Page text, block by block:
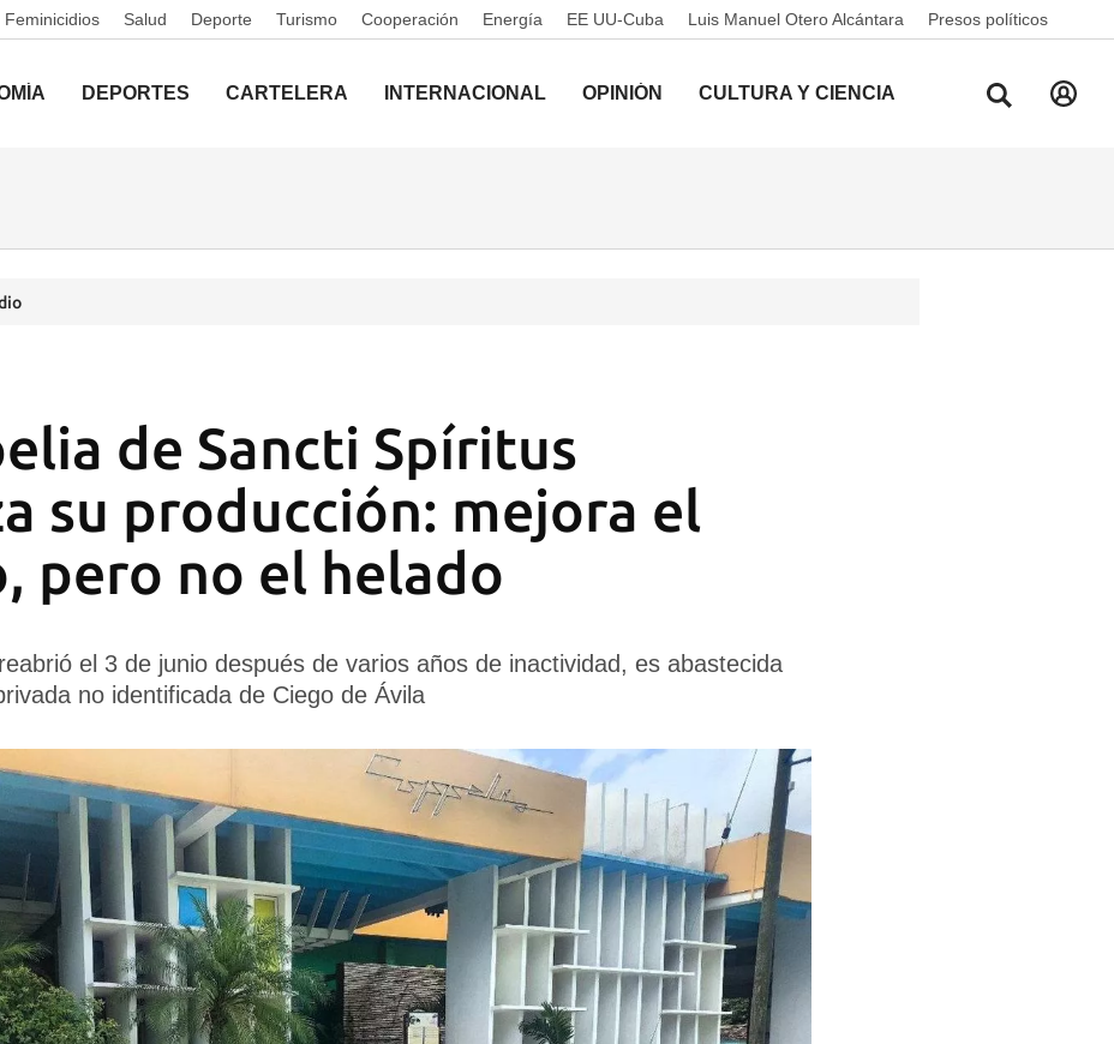
Feminicidios Salud Deporte Turismo Cooperación Energía EE UU-Cuba Luis Manuel Otero Alcántara Presos políticos
DEPORTES CARTELERA INTERNACIONAL OPINIÓN CULTURA Y CIENCIA
de Sancti Spíritus
su producción: mejora el
pero no el helado
el 3 de junio después de varios años de inactividad, es abastecida
no identificada de Ciego de Ávila